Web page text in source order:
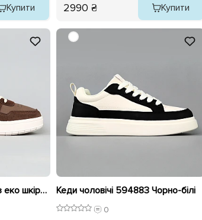
Купити 2990 ₴ Купити
Кеди чоловічі замшеві з еко шкірою 594892 Шоколад Кеди чоловічі 594883 Чорно-білі
0